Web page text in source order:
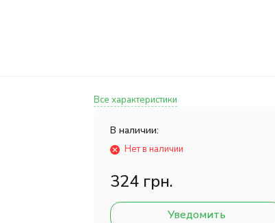
Все характеристики
В наличии:
Нет в наличии
324 грн.
Уведомить